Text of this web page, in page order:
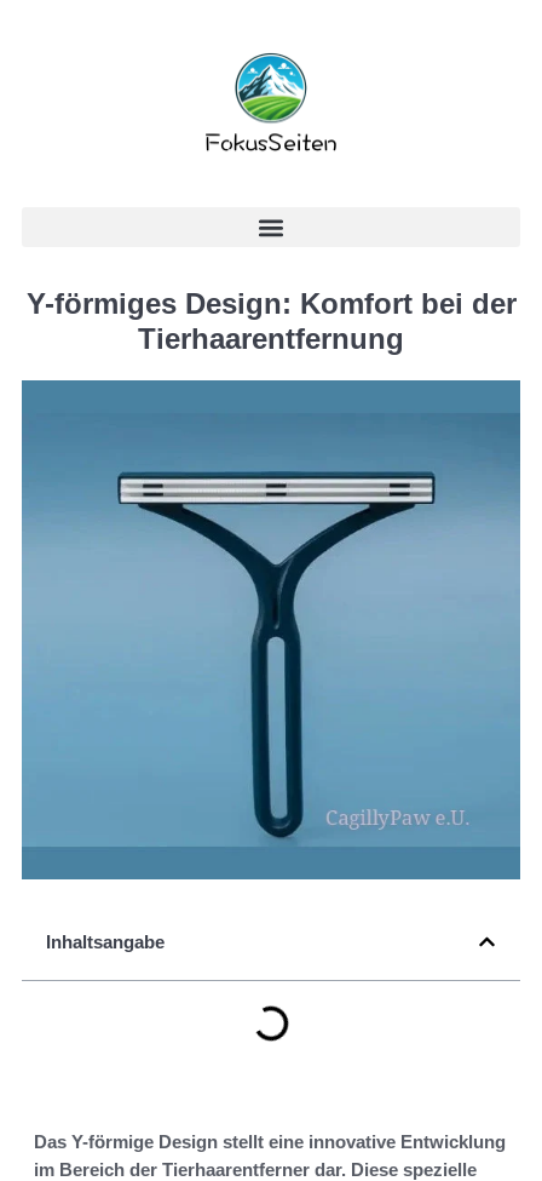
Y-förmiges Design: Komfort bei der
Tierhaarentfernung
Inhaltsangabe
Das Y-förmige Design stellt eine innovative Entwicklung
im Bereich der Tierhaarentferner dar. Diese spezielle